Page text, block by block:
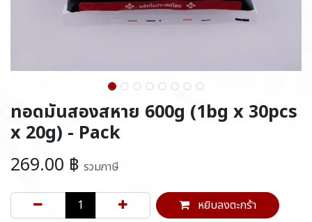
ทอดมันสองสหาย 600g (1bg x 30pcs
x 20g) - Pack
269.00 ฿ รวมภาษี
หยิบลงตะกร้า